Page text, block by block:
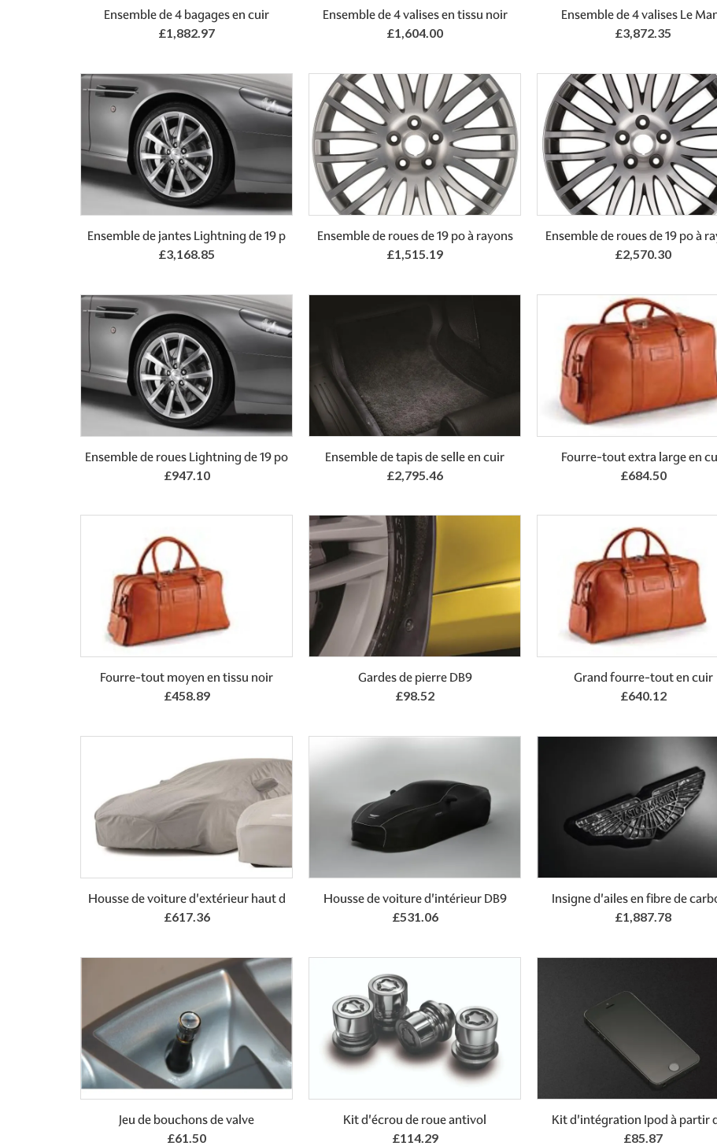
Ensemble de 4 bagages en cuir
£1,882.97
Ensemble de 4 valises en tissu noir
£1,604.00
Ensemble de 4 valises Le
£3,872.35
Ensemble de jantes Lightning de 19 p
£3,168.85
Ensemble de roues de 19 po à rayons
£1,515.19
Ensemble de roues de 19 po à
£2,570.30
Ensemble de roues Lightning de 19 po
£947.10
Ensemble de tapis de selle en cuir
£2,795.46
Add to Basket
Fourre-tout extra large en
£684.50
Add to Basket
Fourre-tout moyen en tissu noir
£458.89
Gardes de pierre DB9
£98.52
Add to Basket
Grand fourre-tout en cuir
£640.12
Add to Basket
Housse de voiture d'extérieur haut d
£617.36
Add to Basket
Housse de voiture d'intérieur DB9
£531.06
Add to Basket
Insigne d'ailes en fibre de
£1,887.78
Add to Basket
Jeu de bouchons de valve
£61.50
Add to Basket
Kit d'écrou de roue antivol
£114.29
Kit d'intégration Ipod à partir
£85.87